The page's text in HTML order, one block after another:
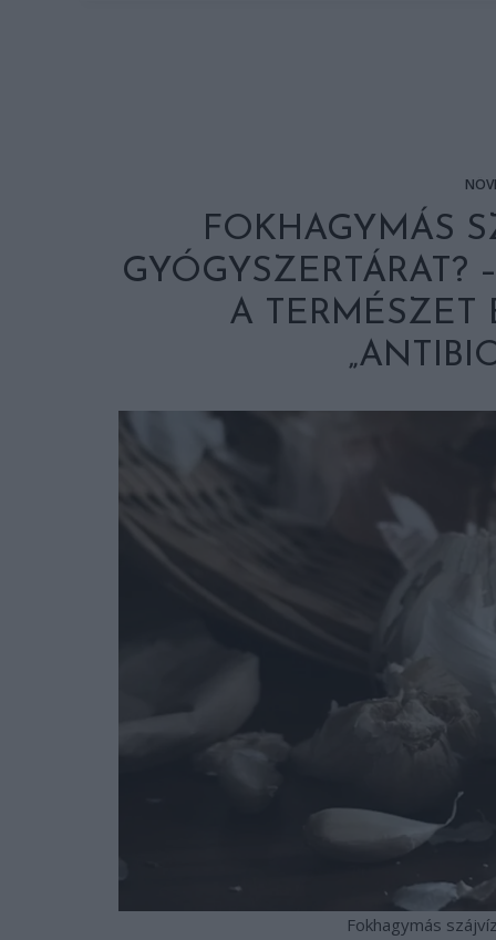
FOKHAGYMÁS
GYÓGYSZERTÁRAT?
A TERMÉSZET
Fokhagymás